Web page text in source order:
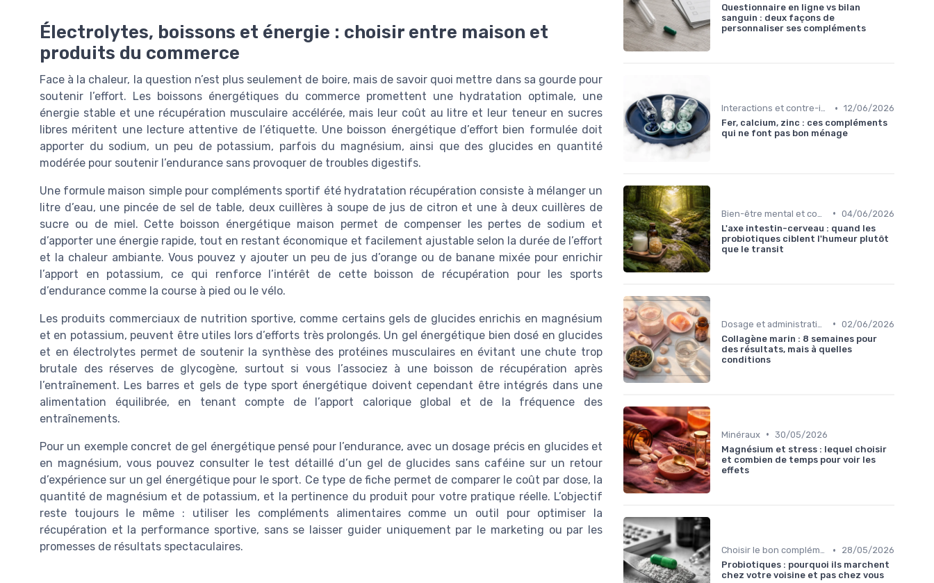
Électrolytes, boissons et énergie : choisir entre maison et
produits du commerce
Face à la chaleur, la question n’est plus seulement de boire, mais de savoir quoi mettre dans sa gourde pour
soutenir l’effort. Les boissons énergétiques du commerce promettent une hydratation optimale, une
énergie stable et une récupération musculaire accélérée, mais leur coût au litre et leur teneur en sucres
libres méritent une lecture attentive de l’étiquette. Une boisson énergétique d’effort bien formulée doit
apporter du sodium, un peu de potassium, parfois du magnésium, ainsi que des glucides en quantité
modérée pour soutenir l’endurance sans provoquer de troubles digestifs.
Une formule maison simple pour compléments sportif été hydratation récupération consiste à mélanger un
litre d’eau, une pincée de sel de table, deux cuillères à soupe de jus de citron et une à deux cuillères de
sucre ou de miel. Cette boisson énergétique maison permet de compenser les pertes de sodium et
d’apporter une énergie rapide, tout en restant économique et facilement ajustable selon la durée de l’effort
et la chaleur ambiante. Vous pouvez y ajouter un peu de jus d’orange ou de banane mixée pour enrichir
l’apport en potassium, ce qui renforce l’intérêt de cette boisson de récupération pour les sports
d’endurance comme la course à pied ou le vélo.
Les produits commerciaux de nutrition sportive, comme certains gels de glucides enrichis en magnésium
et en potassium, peuvent être utiles lors d’efforts très prolongés. Un gel énergétique bien dosé en glucides
et en électrolytes permet de soutenir la synthèse des protéines musculaires en évitant une chute trop
brutale des réserves de glycogène, surtout si vous l’associez à une boisson de récupération après
l’entraînement. Les barres et gels de type sport énergétique doivent cependant être intégrés dans une
alimentation équilibrée, en tenant compte de l’apport calorique global et de la fréquence des
entraînements.
Pour un exemple concret de gel énergétique pensé pour l’endurance, avec un dosage précis en glucides et
en magnésium, vous pouvez consulter le test détaillé d’un gel de glucides sans caféine sur un retour
d’expérience sur un gel énergétique pour le sport. Ce type de fiche permet de comparer le coût par dose, la
quantité de magnésium et de potassium, et la pertinence du produit pour votre pratique réelle. L’objectif
reste toujours le même : utiliser les compléments alimentaires comme un outil pour optimiser la
récupération et la performance sportive, sans se laisser guider uniquement par le marketing ou par les
promesses de résultats spectaculaires.
Questionnaire en ligne vs bilan
sanguin : deux façons de
personnaliser ses compléments
Interactions et contre-indications • 12/06/2026
Fer, calcium, zinc : ces compléments
qui ne font pas bon ménage
• 04/06/2026
L'axe intestin-cerveau : quand les
probiotiques ciblent l'humeur plutôt
que le transit
• 02/06/2026
Collagène marin : 8 semaines pour
des résultats, mais à quelles
conditions
Minéraux • 30/05/2026
Magnésium et stress : lequel choisir
et combien de temps pour voir les
effets
Choisir le bon complément •
28/05/2026
Probiotiques : pourquoi ils marchent
chez votre voisine et pas chez vous